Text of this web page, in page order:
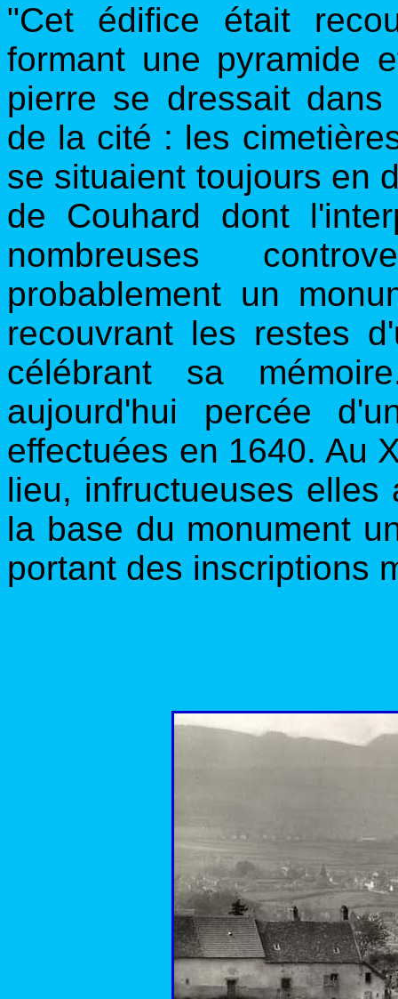
"Cet édifice était
formant une pyramide
pierre se dressait
de la cité : les
se situaient toujours en
de Couhard dont
nombreuses
probablement un
recouvrant les restes
célébrant sa
aujourd'hui percée
effectuées en 1640. Au
lieu, infructueuses
la base du monument
portant des inscriptions